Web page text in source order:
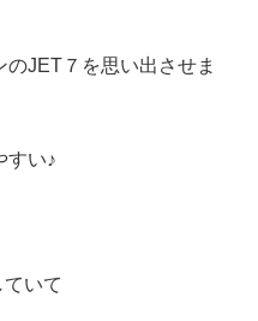
JET７を思い出させま
すい♪
ていて